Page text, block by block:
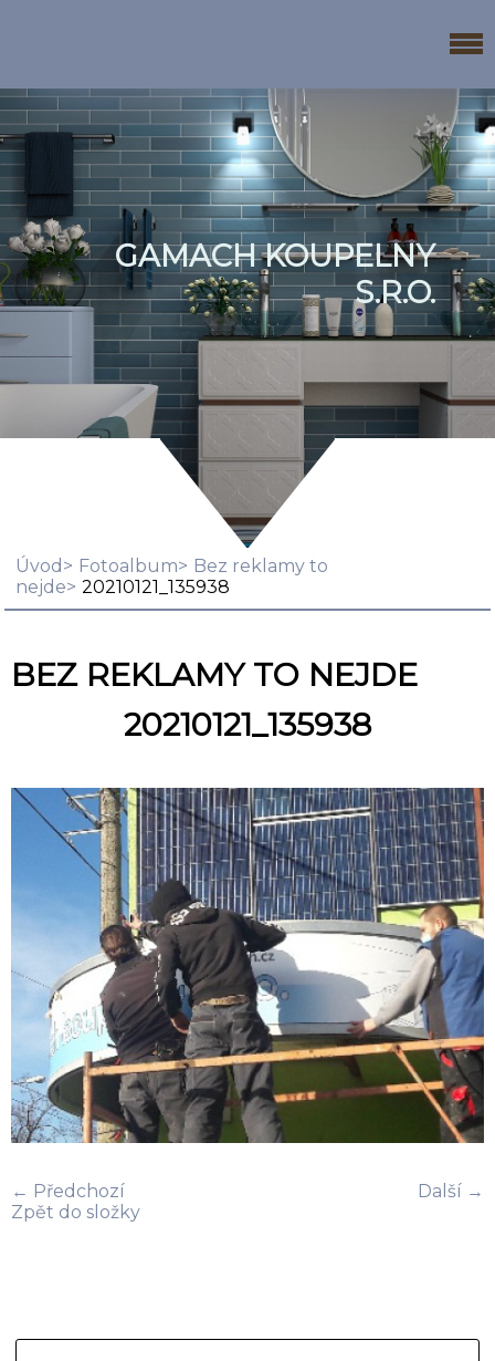
GAMACH KOUPELNY
S.R.O.
Úvod Fotoalbum
Bez reklamy to
nejde
20210121_135938
BEZ REKLAMY TO NEJDE
20210121_135938
← Předchozí
Další →
Zpět do složky